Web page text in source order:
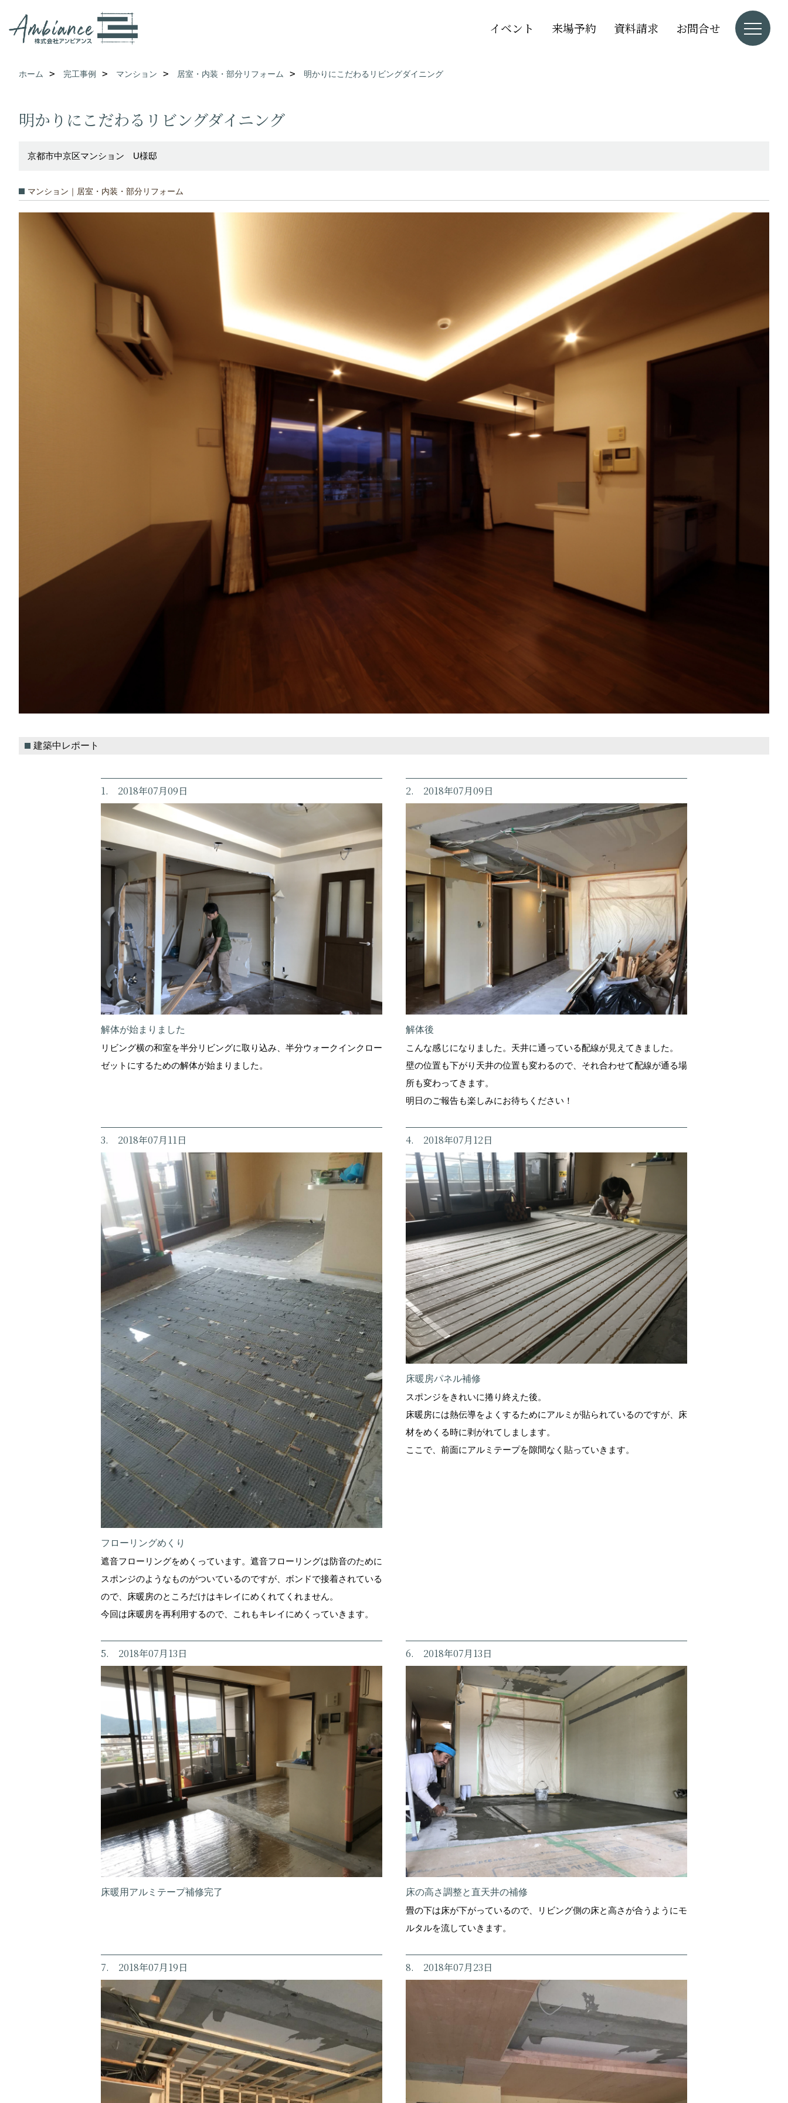
イベント 来場予約 資料請求 お問合せ
ホーム 完工事例 マンション 居室・内装・部分リフォーム 明かりにこだわるリビングダイニング
明かりにこだわるリビングダイニング
京都市中京区マンション U様邸
マンション｜居室・内装・部分リフォーム
建築中レポート
1. 2018年07月09日
解体が始まりました
リビング横の和室を半分リビングに取り込み、半分ウォークインクロー
ゼットにするための解体が始まりました。
2. 2018年07月09日
解体後
こんな感じになりました。天井に通っている配線が見えてきました。
壁の位置も下がり天井の位置も変わるので、それ合わせて配線が通る場
所も変わってきます。
明日のご報告も楽しみにお待ちください！
3. 2018年07月11日
フローリングめくり
遮音フローリングをめくっています。遮音フローリングは防音のために
スポンジのようなものがついているのですが、ボンドで接着されている
ので、床暖房のところだけはキレイにめくれてくれません。
今回は床暖房を再利用するので、これもキレイにめくっていきます。
4. 2018年07月12日
床暖房パネル補修
スポンジをきれいに捲り終えた後。
床暖房には熱伝導をよくするためにアルミが貼られているのですが、床
材をめくる時に剥がれてしまします。
ここで、前面にアルミテープを隙間なく貼っていきます。
5. 2018年07月13日
床暖用アルミテープ補修完了
6. 2018年07月13日
床の高さ調整と直天井の補修
畳の下は床が下がっているので、リビング側の床と高さが合うようにモ
ルタルを流していきます。
7. 2018年07月19日 8. 2018年07月23日